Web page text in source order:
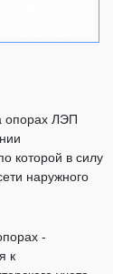
опорах ЛЭП
которой в силу
наружного
-
к